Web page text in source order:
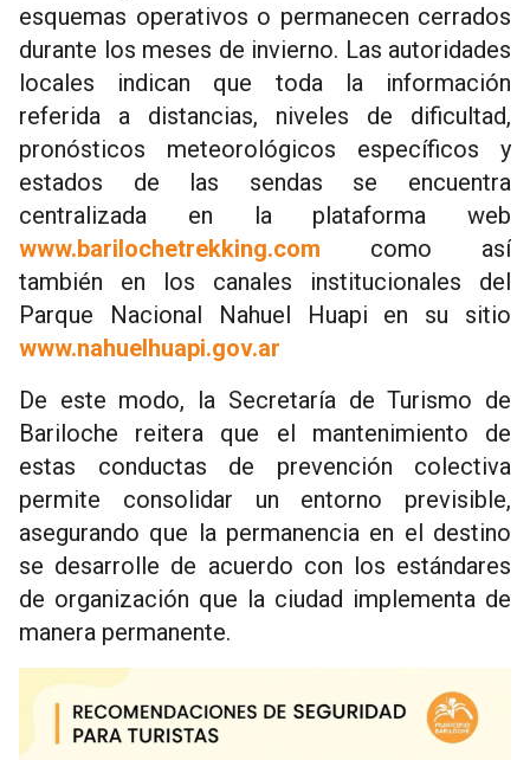
esquemas operativos o permanecen cerrados
durante los meses de invierno. Las autoridades
locales indican que toda la información
referida a distancias, niveles de dificultad,
pronósticos meteorológicos específicos y
estados de las sendas se encuentra
centralizada en la plataforma web
www.barilochetrekking.com como así
también en los canales institucionales del
Parque Nacional Nahuel Huapi en su sitio
www.nahuelhuapi.gov.ar
De este modo, la Secretaría de Turismo de
Bariloche reitera que el mantenimiento de
estas conductas de prevención colectiva
permite consolidar un entorno previsible,
asegurando que la permanencia en el destino
se desarrolle de acuerdo con los estándares
de organización que la ciudad implementa de
manera permanente.